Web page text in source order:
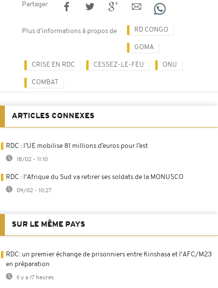
Partager
Plus d'informations à propos de RD CONGO
GOMA
CRISE EN RDC CESSEZ-LE-FEU ONU
COMBAT
ARTICLES CONNEXES
RDC : l’UE mobilise 81 millions d’euros pour l’est
18/02 - 11:10
RDC : l'Afrique du Sud va retirer ses soldats de la MONUSCO
09/02 - 10:27
SUR LE MÊME PAYS
RDC: un premier échange de prisonniers entre Kinshasa et l'AFC/M23
en préparation
Il y a 17 heures